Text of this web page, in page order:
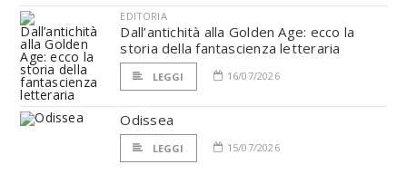
EDITORIA
Dall’antichità alla Golden Age: ecco la
storia della fantascienza letteraria
LEGGI 16/07/2026
Odissea
LEGGI 15/07/2026